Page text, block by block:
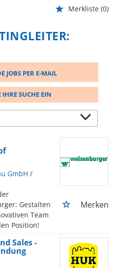
Merkliste (0)
JOBS PER E-MAIL
IHRE SUCHE EIN
GmbH /
Gestalten
Team
Position!
Merken
Sales -